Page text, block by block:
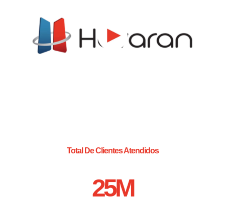
Total De Clientes Atendidos
25M